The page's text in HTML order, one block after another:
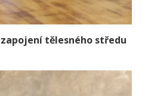
tělesného středu